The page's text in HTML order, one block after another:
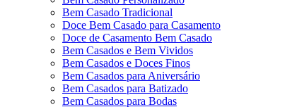
Bem Casado Tradicional
Doce Bem Casado para Casamento
Doce de Casamento Bem Casado
Bem Casados e Bem Vividos
Bem Casados e Doces Finos
Bem Casados para Aniversário
Bem Casados para Batizado
Bem Casados para Bodas